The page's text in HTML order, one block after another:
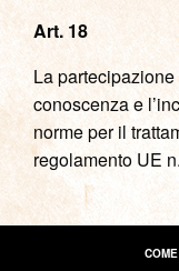
Art. 18
La
conoscenza e
norme per il
regolamento UE
COME